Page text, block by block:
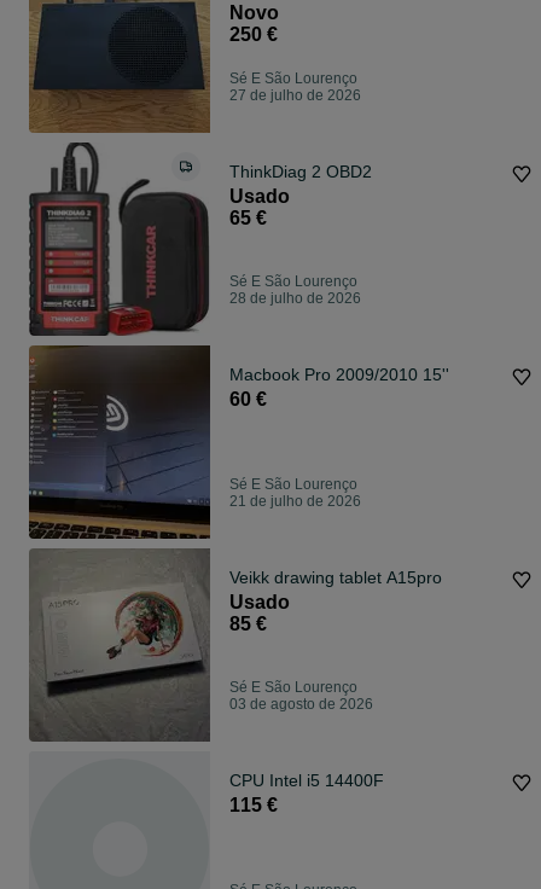
Novo
250 €
Sé E São Lourenço
27 de julho de 2026
ThinkDiag 2 OBD2
Usado
65 €
Sé E São Lourenço
28 de julho de 2026
Macbook Pro 2009/2010 15''
60 €
Sé E São Lourenço
21 de julho de 2026
Veikk drawing tablet A15pro
Usado
85 €
Sé E São Lourenço
03 de agosto de 2026
CPU Intel i5 14400F
115 €